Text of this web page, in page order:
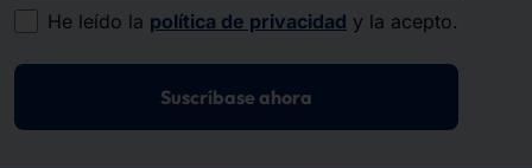
He leído la política de privacidad y la acepto.
Suscríbase ahora